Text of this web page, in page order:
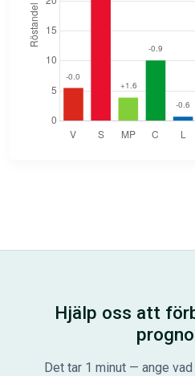
Hjälp oss att
Det tar 1 minut — ange